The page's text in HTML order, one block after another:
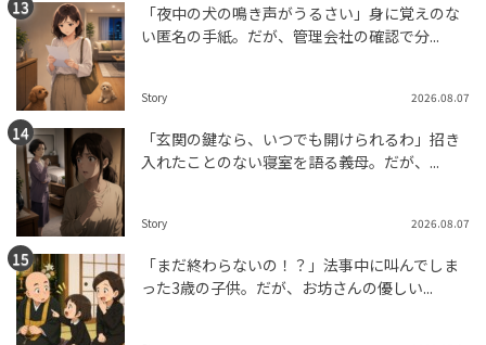
「夜中の犬の鳴き声がうるさい」身に覚えのな
い匿名の手紙。だが、管理会社の確認で分...
Story 2026.08.07
「玄関の鍵なら、いつでも開けられるわ」招き
入れたことのない寝室を語る義母。だが、...
Story 2026.08.07
「まだ終わらないの！？」法事中に叫んでしま
った3歳の子供。だが、お坊さんの優しい...